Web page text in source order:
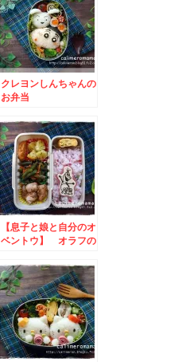
クレヨンしんちゃんの
お弁当
【息子と娘と自分のオ
ベントウ】 オラフの